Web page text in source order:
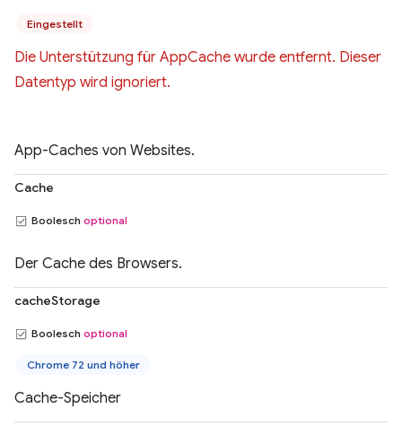
Eingestellt
Die Unterstützung für AppCache wurde entfernt. Dieser
Datentyp wird ignoriert.
App-Caches von Websites.
Cache
Boolesch optional
Der Cache des Browsers.
cacheStorage
Boolesch optional
Chrome 72 und höher
Cache-Speicher